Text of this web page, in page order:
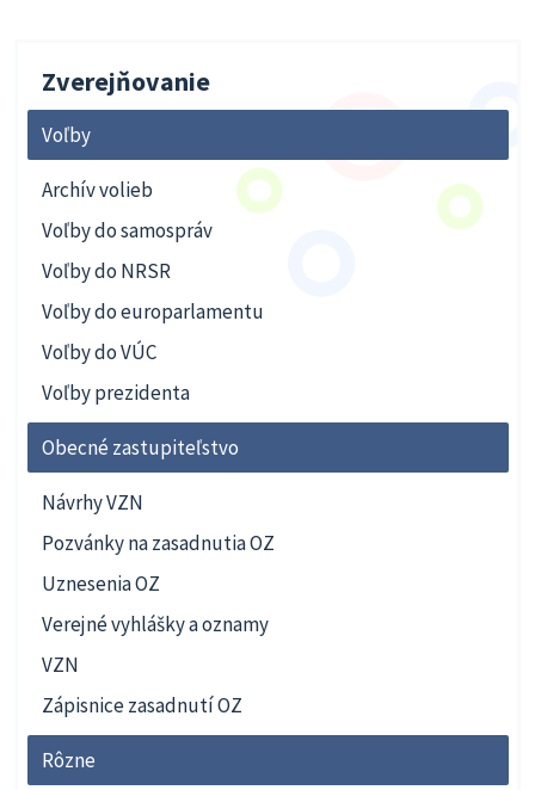
Zverejňovanie
Voľby
Archív volieb
Voľby do samospráv
Voľby do NRSR
Voľby do europarlamentu
Voľby do VÚC
Voľby prezidenta
Obecné zastupiteľstvo
Návrhy VZN
Pozvánky na zasadnutia OZ
Uznesenia OZ
Verejné vyhlášky a oznamy
VZN
Zápisnice zasadnutí OZ
Rôzne